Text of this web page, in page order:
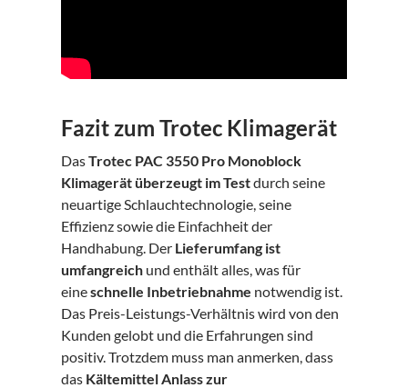
Fazit zum Trotec Klimagerät
DasTrotec PAC 3550 Pro Monoblock
Klimagerät überzeugt im Testdurch seine
neuartige Schlauchtechnologie, seine
Effizienz sowie die Einfachheit der
Handhabung. Der Lieferumfang ist
umfangreich und enthält alles, was für
eineschnelle Inbetriebnahme notwendig ist.
Das Preis-Leistungs-Verhältnis wird von den
Kunden gelobt und die Erfahrungen sind
positiv. Trotzdem muss man anmerken, dass
das Kältemittel Anlass zur